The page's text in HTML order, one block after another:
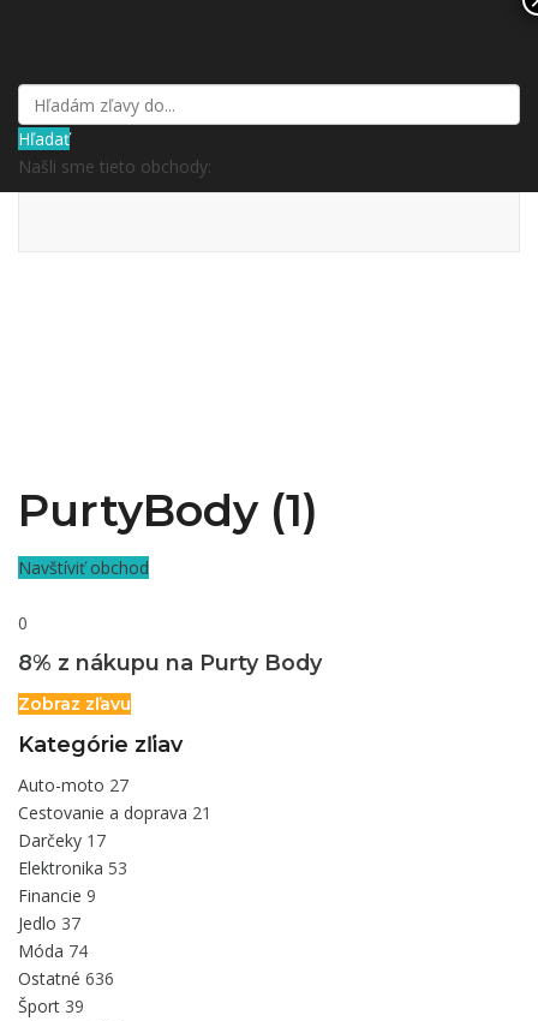
Hľadať
Našli sme tieto obchody:
PurtyBody (1)
Navštíviť obchod
0
8% z nákupu na Purty Body
Zobraz zľavu
Kategórie zľiav
Auto-moto 27
Cestovanie a doprava 21
Darčeky 17
Elektronika 53
Financie 9
Jedlo 37
Móda 74
Ostatné 636
Šport 39